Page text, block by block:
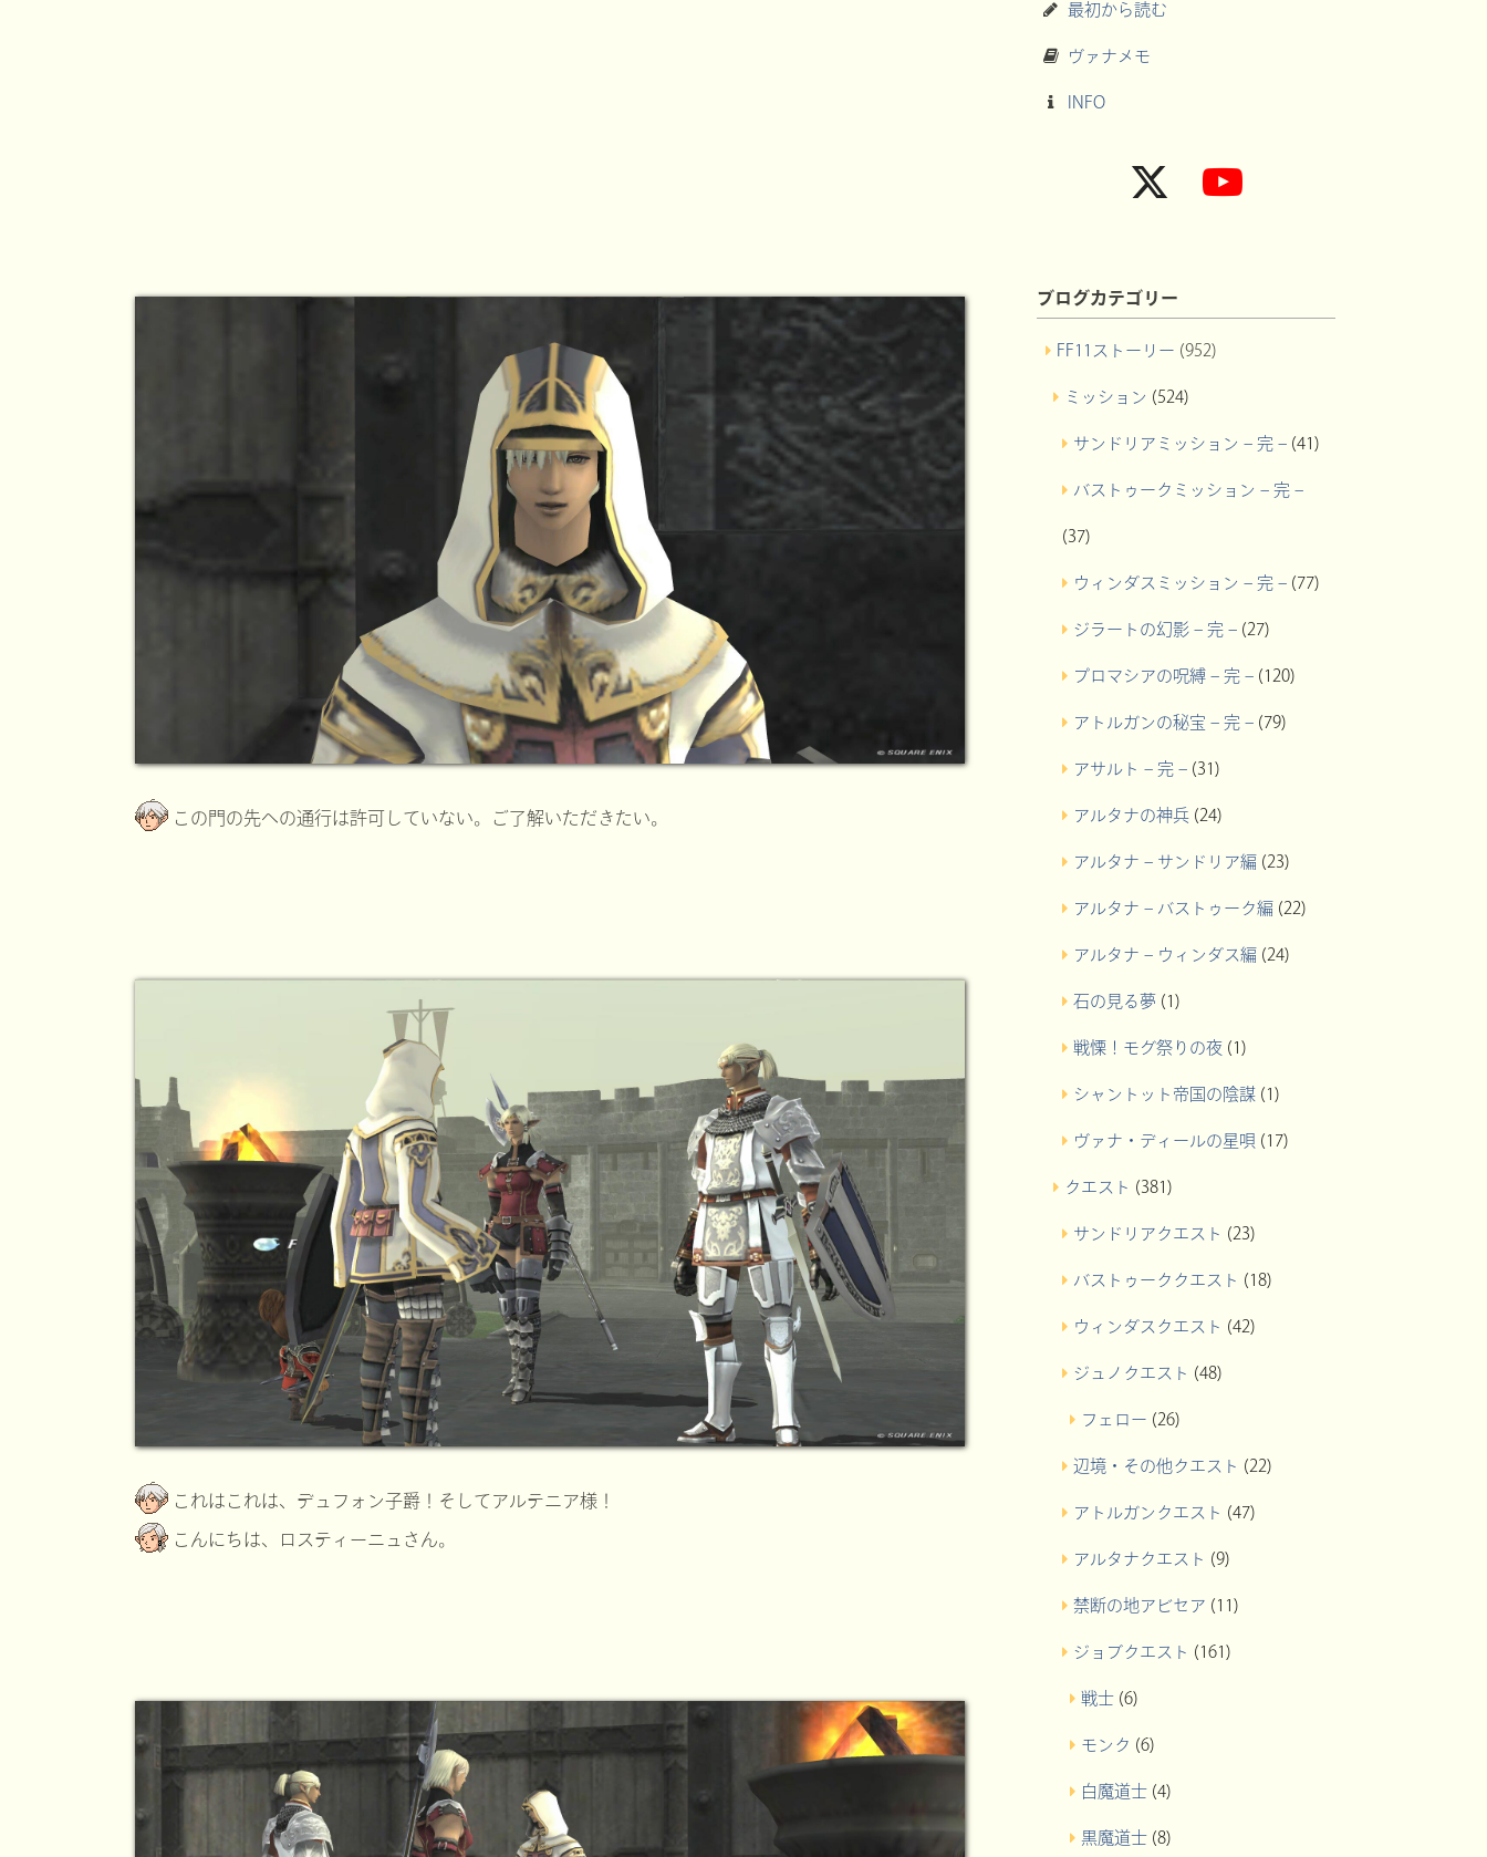
この門の先への通行は許可していない。ご了解いただきたい。
これはこれは、デュフォン子爵！そしてアルテニア様！
こんにちは、ロスティーニュさん。
最初から読む
ヴァナメモ
INFO
ブログカテゴリー
FF11ストーリー (952)
ミッション (524)
サンドリアミッション – 完 –(41)
バストゥークミッション – 完 –
(37)
ウィンダスミッション – 完 –(77)
ジラートの幻影 – 完 –(27)
プロマシアの呪縛 – 完 –(120)
アトルガンの秘宝 – 完 –(79)
アサルト – 完 –(31)
アルタナの神兵(24)
アルタナ – サンドリア編 (23)
アルタナ – バストゥーク編 (22)
アルタナ – ウィンダス編 (24)
石の見る夢 (1)
戦慄！モグ祭りの夜(1)
シャントット帝国の陰謀(1)
ヴァナ・ディールの星唄 (17)
クエスト (381)
サンドリアクエスト (23)
バストゥーククエスト (18)
ウィンダスクエスト (42)
ジュノクエスト (48)
フェロー (26)
辺境・その他クエスト (22)
アトルガンクエスト (47)
アルタナクエスト (9)
禁断の地アビセア (11)
ジョブクエスト (161)
戦士 (6)
モンク (6)
白魔道士 (4)
黒魔道士 (8)